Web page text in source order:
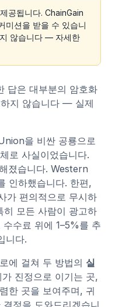
공됩니다. ChainGain
미션을 받을 수 있습니
않습니다 — 자세한
답은 대부분의 암호화
지 않습니다 — 실제
을 비싼 공룡으로
로 사실이었습니다.
졌습니다. Western
인하했습니다. 한편,
가 편의적으로 무시하
모든 사람이 광고하
수료 위에 1–5%를 추
니다.
에 걸쳐 두 방법의 실
진정으로 이기는 곳,
한 곳을 보여주며, 귀
정을 도와드리겠습니